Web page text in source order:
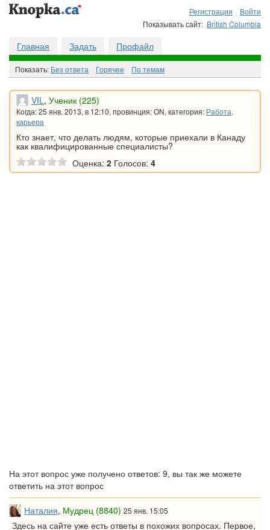
Регистрация
Войти
Показывать сайт: British Columbia
Главная Задать Профайл
Показать: Без ответа Горячee По темам
VIL, Ученик (225)
Когда: 25 янв. 2013, в 12:10, провинция: ON, категория: Работа,
карьера
Кто знает, что делать людям, которые приехали в Канаду
как квалифицированные специалисты?
Оценка: 2 Голосов: 4
На этот вопрос уже получено ответов: 9, вы так же можете
ответить на этот вопрос
Наталия, Мудрец (8840) 25 янв. 15:05
Здесь на сайте уже есть ответы в похожих вопросах. Первое,